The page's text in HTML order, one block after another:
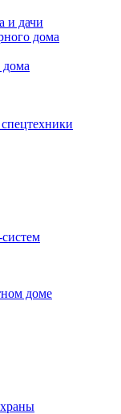
и дачи
дома
дома
доме